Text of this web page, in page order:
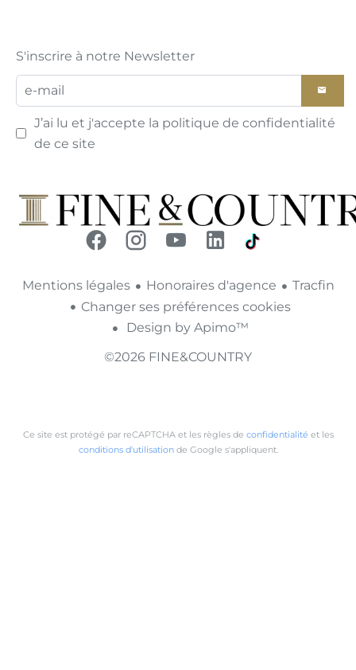
S'inscrire à notre Newsletter
J’ai lu et j'accepte la politique de confidentialité
de ce site
Mentions légales Honoraires d'agence
Tracfin
Changer ses préférences cookies
Design by Apimo™
©2026 FINE&COUNTRY
Ce site est protégé par reCAPTCHA et les règles de confidentialité et les
conditions d'utilisationde Google s'appliquent.